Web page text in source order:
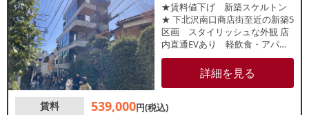
★賃料値下げ 新築スケルトン
★ 下北沢南口商店街至近の新築5
区画 スタイリッシュな外観 店
内直通EVあり 軽飲食・アパレ
ル・美容等に好適 【インフラ】
電灯：有 動力：有 ガ
ス管口径：20A 水道：
無 【グリスト】無 【トイレ】無
詳細を見る
賃料 539,000円(税込)